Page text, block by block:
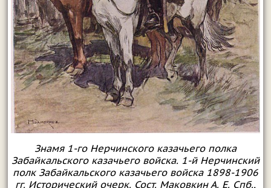
Знамя 1-го Нерчинского казачьего полка
Забайкальского казачьего войска. 1-й Нерчинский
полк Забайкальского казачьего войска 1898-1906
гг. Исторический очерк. Сост. Маковкин А. Е. Спб.,